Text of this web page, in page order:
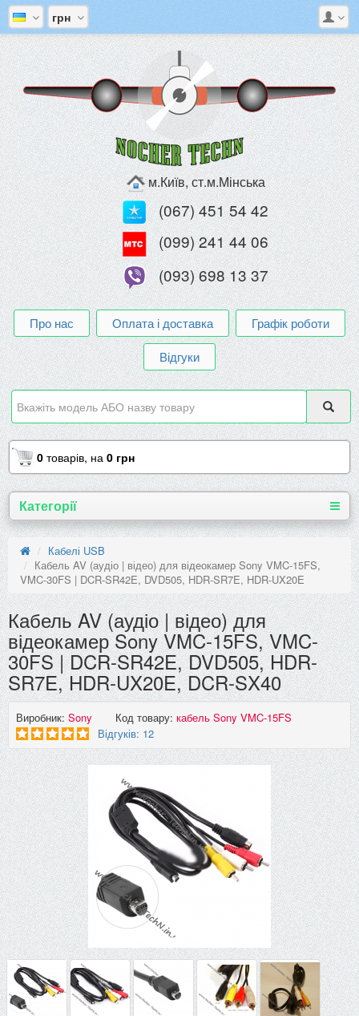
грн
м.Київ, ст.м.Мінська
(067) 451 54 42
(099) 241 44 06
(093) 698 13 37
Про нас Оплата і доставка
Графік роботи
Відгуки
0 товарів, на 0 грн
Категорії
Кабелі USB
Кабель AV (аудіо | відео) для відеокамер Sony VMC-15FS,
VMC-30FS | DCR-SR42E, DVD505, HDR-SR7E, HDR-UX20E
Кабель AV (аудіо | відео) для
відеокамер Sony VMC-15FS, VMC-
30FS | DCR-SR42E, DVD505, HDR-
SR7E, HDR-UX20E, DCR-SX40
Виробник: Sony Код товару: кабель Sony VMC-15FS
Відгуків: 12